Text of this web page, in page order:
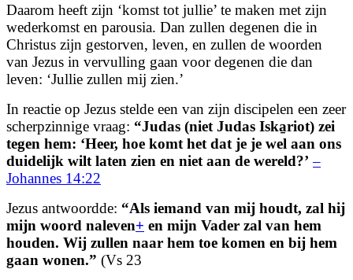
Daarom heeft zijn ‘komst tot jullie’ te maken met zijn
wederkomst en parousia. Dan zullen degenen die in
Christus zijn gestorven, leven, en zullen de woorden
van Jezus in vervulling gaan voor degenen die dan
leven: ‘Jullie zullen mij zien.’
In reactie op Jezus stelde een van zijn discipelen een zeer
scherpzinnige vraag: “Judas (niet Judas Iska̱riot) zei
tegen hem: ‘Heer, hoe komt het dat je je wel aan ons
duidelijk wilt laten zien en niet aan de wereld?’ –
Johannes 14:22
Jezus antwoordde: “Als iemand van mij houdt, zal hij
mijn woord naleven+ en mijn Vader zal van hem
houden. Wij zullen naar hem toe komen en bij hem
gaan wonen.” (Vs 23